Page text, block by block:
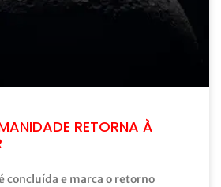
RETORNA À
concluída e marca o retorno